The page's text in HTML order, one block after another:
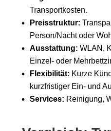
Transportkosten.
Preisstruktur:
Person/Nacht oder
Ausstattung: WLAN,
Einzel- oder
Flexibilität: Kurze
kurzfristiger Ein- und
Services: Reinigung,